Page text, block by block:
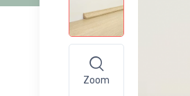
Zoom